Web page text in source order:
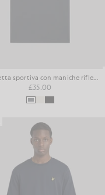
Maglietta sportiva con maniche riflettenti
£35.00